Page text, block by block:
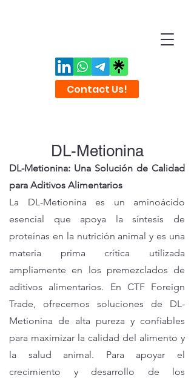
Contact Us!
DL-Metionina
DL-Metionina: Una Solución de Calidad
para Aditivos Alimentarios
La DL-Metionina es un aminoácido
esencial que apoya la síntesis de
proteínas en la nutrición animal y es una
materia prima crítica utilizada
ampliamente en los premezclados de
aditivos alimentarios. En CTF Foreign
Trade, ofrecemos soluciones de DL-
Metionina de alta pureza y confiables
para maximizar la calidad del alimento y
la salud animal. Para apoyar el
crecimiento y desarrollo de los